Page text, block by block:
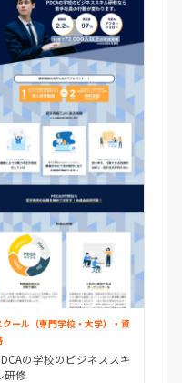
クール（専門学校・大学）・資
の学校のビジネススキ
研修